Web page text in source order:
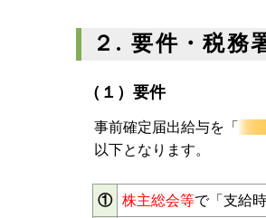
（１）要件
事前確定届出給与を「